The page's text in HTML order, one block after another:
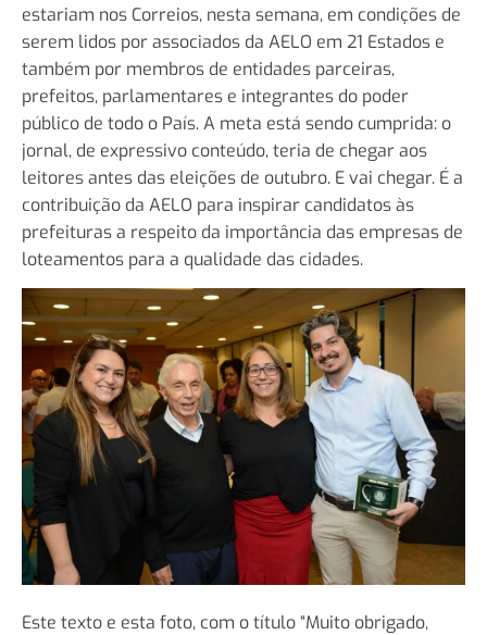
estariam nos Correios, nesta semana, em condições de
serem lidos por associados da AELO em 21 Estados e
também por membros de entidades parceiras,
prefeitos, parlamentares e integrantes do poder
público de todo o País. A meta está sendo cumprida: o
jornal, de expressivo conteúdo, teria de chegar aos
leitores antes das eleições de outubro. E vai chegar. É a
contribuição da AELO para inspirar candidatos às
prefeituras a respeito da importância das empresas de
loteamentos para a qualidade das cidades.
Este texto e esta foto, com o título “Muito obrigado,